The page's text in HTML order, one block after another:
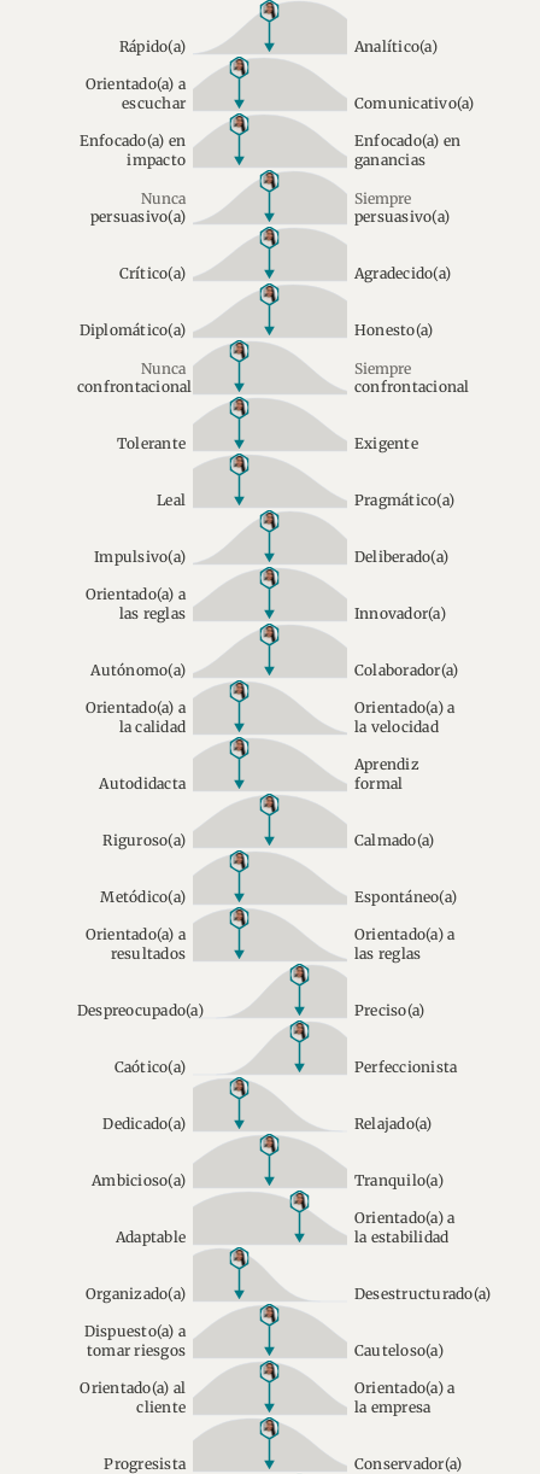
Rápido(a) Analítico(a)
Orientado(a) a
escuchar
Comunicativo(a)
Enfocado(a) en
impacto
Enfocado(a) en
ganancias
Nunca
persuasivo(a)
Siempre
persuasivo(a)
Crítico(a) Agradecido(a)
Diplomático(a) Honesto(a)
Nunca
confrontacional
Siempre
confrontacional
Tolerante Exigente
Leal Pragmático(a)
Impulsivo(a) Deliberado(a)
Orientado(a) a
las reglas
Innovador(a)
Autónomo(a) Colaborador(a)
Orientado(a) a
la calidad
Orientado(a) a
la velocidad
Autodidacta
Aprendiz
formal
Riguroso(a) Calmado(a)
Metódico(a) Espontáneo(a)
Orientado(a) a
resultados
Orientado(a) a
las reglas
Despreocupado(a) Preciso(a)
Caótico(a) Perfeccionista
Dedicado(a) Relajado(a)
Ambicioso(a) Tranquilo(a)
Adaptable
Orientado(a) a
la estabilidad
Organizado(a) Desestructurado(a)
Dispuesto(a) a
tomar riesgos
Cauteloso(a)
Orientado(a) al
cliente
Orientado(a) a
la empresa
Progresista Conservador(a)